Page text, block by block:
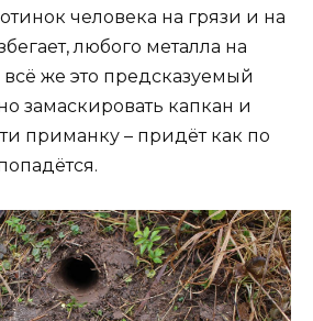
человека на грязи и на
любого металла на
же это предсказуемый
замаскировать капкан и
приманку – придёт как по